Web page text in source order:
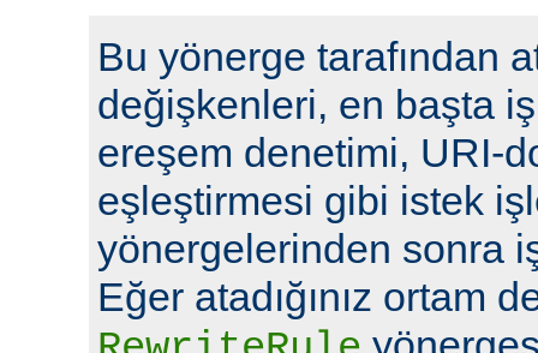
Bu yönerge tarafından
değişkenleri, en başta
ereşem denetimi, URI-
eşleştirmesi gibi istek
yönergelerinden sonra
Eğer atadığınız ortam